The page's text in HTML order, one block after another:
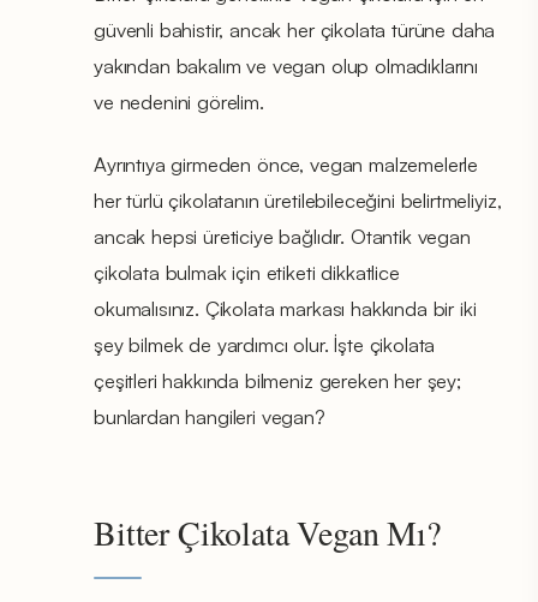
güvenli bahistir, ancak her çikolata türüne daha
yakından bakalım ve vegan olup olmadıklarını
ve nedenini görelim.
Ayrıntıya girmeden önce, vegan malzemelerle
her türlü çikolatanın üretilebileceğini belirtmeliyiz,
ancak hepsi üreticiye bağlıdır. Otantik vegan
çikolata bulmak için etiketi dikkatlice
okumalısınız. Çikolata markası hakkında bir iki
şey bilmek de yardımcı olur. İşte çikolata
çeşitleri hakkında bilmeniz gereken her şey;
bunlardan hangileri vegan?
Bitter Çikolata Vegan Mı?